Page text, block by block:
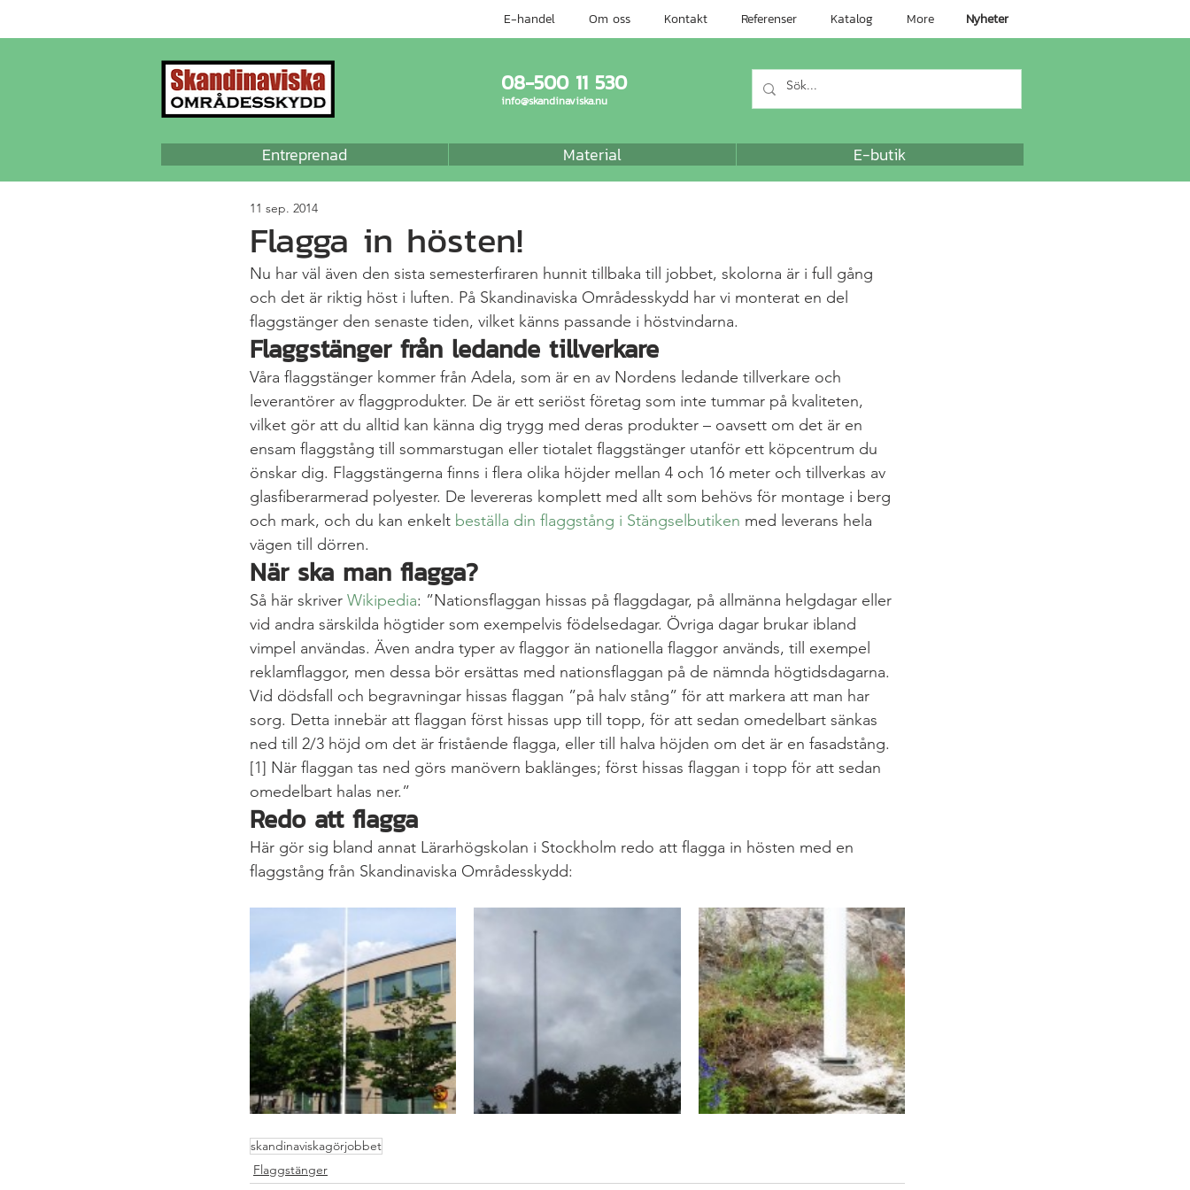
E-handel Om oss Kontakt Referenser Katalog More Nyheter
08-500 11 530
info@skandinaviska.nu
E-butik
Material
Entreprenad
Flagga in hösten!
11 sep. 2014
Nu har väl även den sista semesterfiraren hunnit tillbaka till jobbet, skolorna är i full gång
och det är riktig höst i luften. På Skandinaviska Områdesskydd har vi monterat en del
flaggstänger den senaste tiden, vilket känns passande i höstvindarna.
Flaggstänger från ledande tillverkare
Våra flaggstänger kommer från Adela, som är en av Nordens ledande tillverkare och
leverantörer av flaggprodukter. De är ett seriöst företag som inte tummar på kvaliteten,
vilket gör att du alltid kan känna dig trygg med deras produkter – oavsett om det är en
ensam flaggstång till sommarstugan eller tiotalet flaggstänger utanför ett köpcentrum du
önskar dig. Flaggstängerna finns i flera olika höjder mellan 4 och 16 meter och tillverkas av
glasfiberarmerad polyester. De levereras komplett med allt som behövs för montage i berg
och mark, och du kan enkelt beställa din flaggstång i Stängselbutiken med leverans hela
vägen till dörren.
När ska man flagga?
Så här skriver Wikipedia: ”Nationsflaggan hissas på flaggdagar, på allmänna helgdagar eller
vid andra särskilda högtider som exempelvis födelsedagar. Övriga dagar brukar ibland
vimpel användas. Även andra typer av flaggor än nationella flaggor används, till exempel
reklamflaggor, men dessa bör ersättas med nationsflaggan på de nämnda högtidsdagarna.
Vid dödsfall och begravningar hissas flaggan ”på halv stång” för att markera att man har
sorg. Detta innebär att flaggan först hissas upp till topp, för att sedan omedelbart sänkas
ned till 2/3 höjd om det är fristående flagga, eller till halva höjden om det är en fasadstång.
[1] När flaggan tas ned görs manövern baklänges; först hissas flaggan i topp för att sedan
omedelbart halas ner.”
Redo att flagga
Här gör sig bland annat Lärarhögskolan i Stockholm redo att flagga in hösten med en
flaggstång från Skandinaviska Områdesskydd:
skandinaviskagörjobbet
Flaggstänger